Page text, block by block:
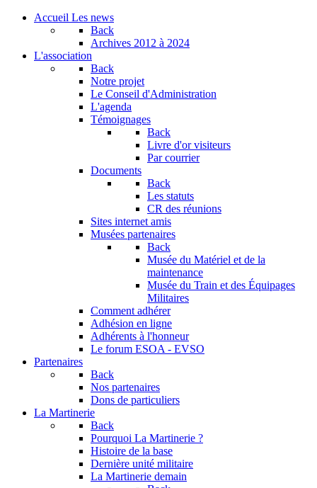
Accueil Les news
Back
Archives 2012 à 2024
L'association
Back
Notre projet
Le Conseil d'Administration
L'agenda
Témoignages
Back
Livre d'or visiteurs
Par courrier
Documents
Back
Les statuts
CR des réunions
Sites internet amis
Musées partenaires
Back
Musée du Matériel et de la
maintenance
Musée du Train et des Équipages
Militaires
Comment adhérer
Adhésion en ligne
Adhérents à l'honneur
Le forum ESOA - EVSO
Partenaires
Back
Nos partenaires
Dons de particuliers
La Martinerie
Back
Pourquoi La Martinerie ?
Histoire de la base
Dernière unité militaire
La Martinerie demain